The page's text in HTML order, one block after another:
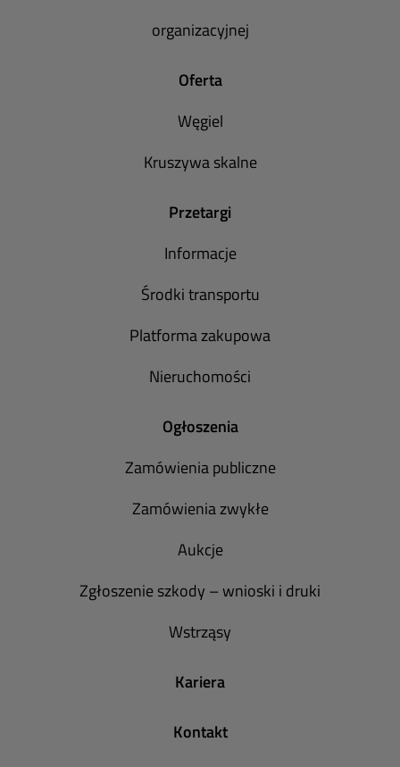
organizacyjnej
Oferta
Węgiel
Kruszywa skalne
Przetargi
Informacje
Środki transportu
Platforma zakupowa
Nieruchomości
Ogłoszenia
Zamówienia publiczne
Zamówienia zwykłe
Aukcje
Zgłoszenie szkody – wnioski i druki
Wstrząsy
Kariera
Kontakt